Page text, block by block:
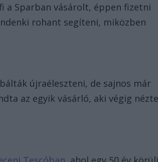
a Sparban vásárolt, éppen fizetni
rohant segíteni, miközben
újraéleszteni, de sajnos már
az egyik vásárló, aki végig nézte